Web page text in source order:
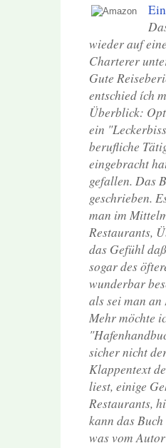
wieder auf
Charterer
Gute
entschied ích
Überblick:
ein
berufliche
eingebracht
gefallen. Das
geschrieben.
man im
Restaurants,
das Gefühl
sogar des
wunderbar
als sei man
Mehr möchte
sicher nicht
Klappentext
liest, einige
Restaurants,
kann das
was vom